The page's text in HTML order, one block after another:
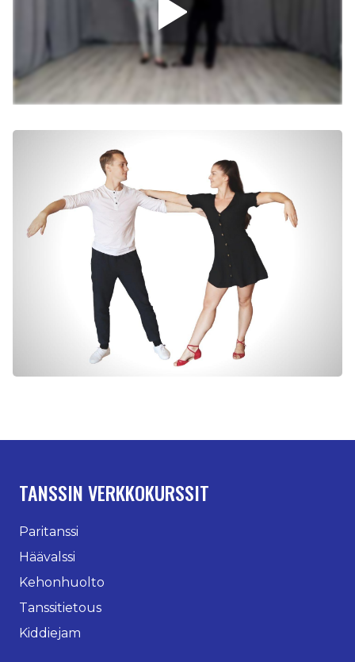
TANSSIN VERKKOKURSSIT
Paritanssi
Häävalssi
Kehonhuolto
Tanssitietous
Kiddiejam